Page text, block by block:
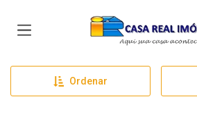
Página inicial
Ordenar